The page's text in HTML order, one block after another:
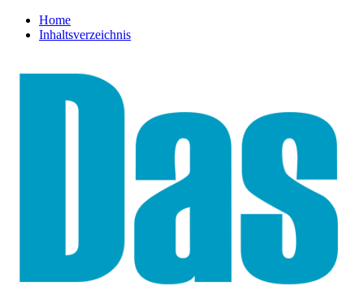
Home
Inhaltsverzeichnis